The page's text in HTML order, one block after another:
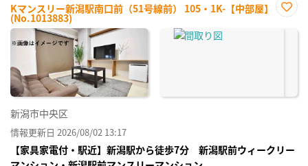
Kマンスリー新潟駅南口前（51号線前） 105・1K-【中部屋】
(No.1013883)
に入
新潟市中央区
情報更新日 2026/08/02 13:17
【家具家電付・駅近】新潟駅から徒歩7分 新潟駅前ウィークリー